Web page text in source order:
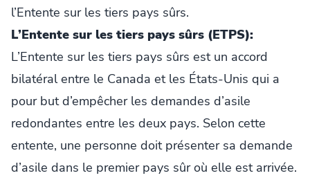
l’Entente sur les tiers pays sûrs.
L’Entente sur les tiers pays sûrs (ETPS):
L’Entente sur les tiers pays sûrs est un accord
bilatéral entre le Canada et les États-Unis qui a
pour but d’empêcher les demandes d’asile
redondantes entre les deux pays. Selon cette
entente, une personne doit présenter sa demande
d’asile dans le premier pays sûr où elle est arrivée.